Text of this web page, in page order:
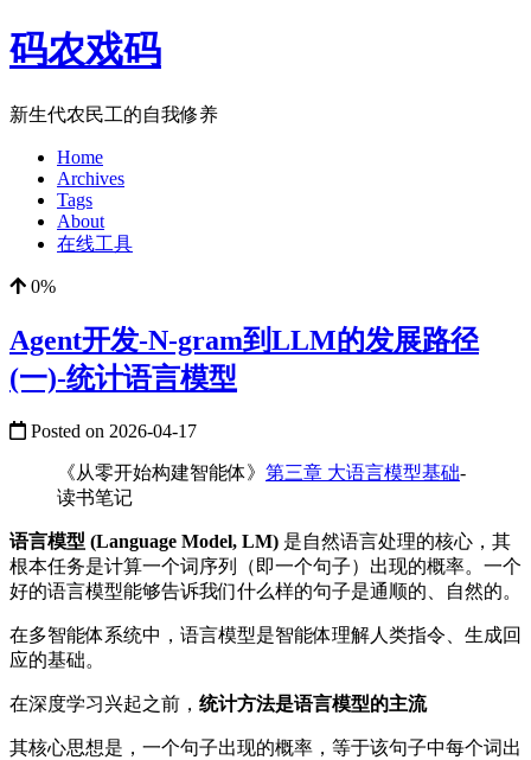
码农戏码
新生代农民工的自我修养
Home
Archives
Tags
About
在线工具
0%
Agent开发-N-gram到LLM的发展路径
(一)-统计语言模型
Posted on 2026-04-17
《从零开始构建智能体》 第三章 大语言模型基础-
读书笔记
语言模型 (Language Model, LM) 是自然语言处理的核心，其
根本任务是计算一个词序列（即一个句子）出现的概率。一个
好的语言模型能够告诉我们什么样的句子是通顺的、自然的。
在多智能体系统中，语言模型是智能体理解人类指令、生成回
应的基础。
在深度学习兴起之前， 统计方法是语言模型的主流
其核心思想是，一个句子出现的概率，等于该句子中每个词出